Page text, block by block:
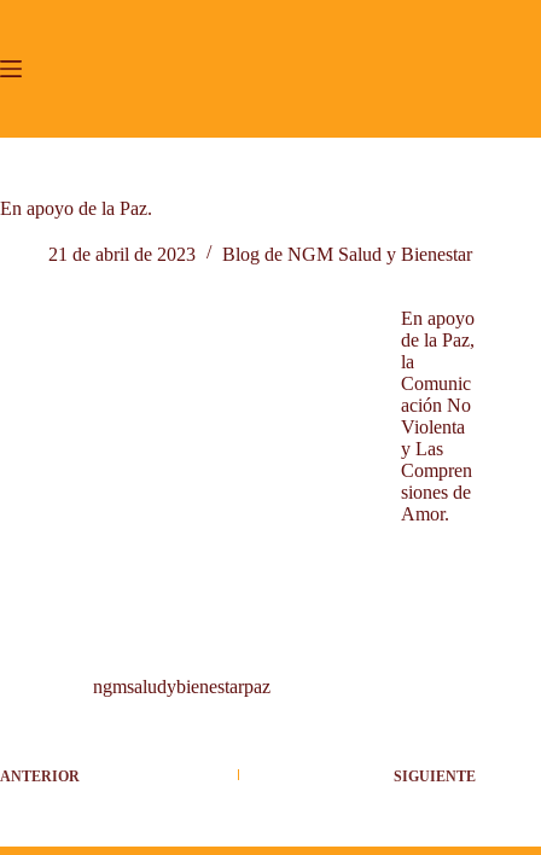
En apoyo de la Paz.
21 de abril de 2023 Blog de NGM Salud y Bienestar
ngmsaludybienestarpaz
En apoyo
de la Paz,
la
Comunic
ación No
Violenta
y Las
Compren
siones de
Amor.
ANTERIOR SIGUIENTE